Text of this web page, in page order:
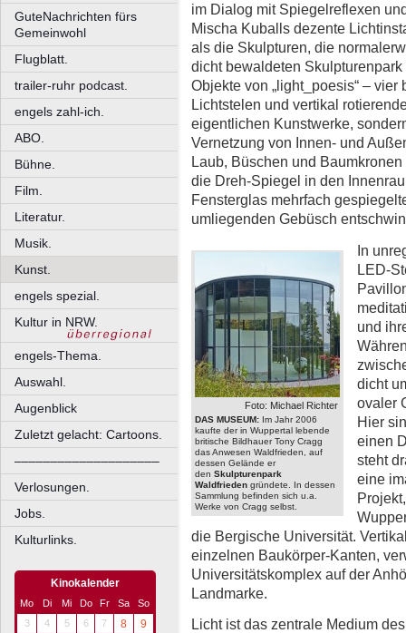
GuteNachrichten fürs
Gemeinwohl
Flugblatt.
trailer-ruhr podcast.
engels zahl-ich.
ABO.
Bühne.
Film.
Literatur.
Musik.
Kunst.
engels spezial.
Kultur in NRW.
engels-Thema.
Auswahl.
Augenblick
Zuletzt gelacht: Cartoons.
––––––––––––––––––––
Verlosungen.
Jobs.
Kulturlinks.
Kinokalender
Mo Di Mi Do Fr Sa
So
3
4 5 6 7 8
9
im Dialog mit Spiegelreflexen
Mischa Kuballs dezente
als die Skulpturen, die
dicht bewaldeten
Objekte von „light_poesis“ –
Lichtstelen und vertikal
eigentlichen Kunstwerke,
Vernetzung von Innen- und
Laub, Büschen und
die Dreh-Spiegel in den
Fensterglas mehrfach
umliegenden Gebüsch
Foto: Michael Richter
DAS MUSEUM: Im Jahr 2006
kaufte der in Wuppertal lebende
britische Bildhauer Tony Cragg
das Anwesen Waldfrieden, auf
dessen Gelände er
den Skulpturenpark
Waldfrieden gründete. In dessen
Sammlung befinden sich u.a.
Werke von Cragg selbst.
In
LED-
und
dicht
ovaler
Hier
einen
steht
eine
die Bergische Universität.
einzelnen Baukörper-Kanten,
Universitätskomplex auf der
Landmarke.
Licht ist das zentrale Medium